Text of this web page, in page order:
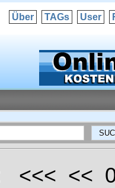
Über TAGs User
<<< <<